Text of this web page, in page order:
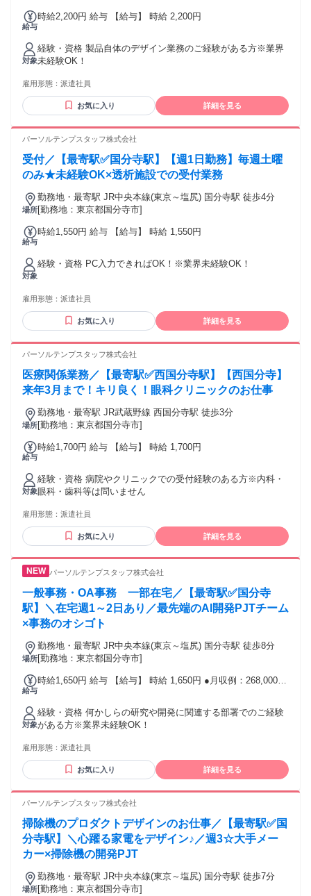
給与
時給2,200円 給与 【給与】 時給 2,200円
対象
経験・資格 製品自体のデザイン業務のご経験がある方※業界
未経験OK！
雇用形態： 派遣社員
お気に入り 詳細を見る
パーソルテンプスタッフ株式会社
受付／【最寄駅✅国分寺駅】【週1日勤務】毎週土曜
のみ★未経験OK×透析施設での受付業務
場所
勤務地・最寄駅 JR中央本線(東京～塩尻) 国分寺駅 徒歩4分
[勤務地：東京都国分寺市]
給与
時給1,550円 給与 【給与】 時給 1,550円
対象
経験・資格 PC入力できればOK！※業界未経験OK！
雇用形態： 派遣社員
お気に入り 詳細を見る
パーソルテンプスタッフ株式会社
医療関係業務／【最寄駅✅西国分寺駅】【西国分寺】
来年3月まで！キリ良く！眼科クリニックのお仕事
場所
勤務地・最寄駅 JR武蔵野線 西国分寺駅 徒歩3分
[勤務地：東京都国分寺市]
給与
時給1,700円 給与 【給与】 時給 1,700円
対象
経験・資格 病院やクリニックでの受付経験のある方※内科・
眼科・歯科等は問いません
雇用形態： 派遣社員
お気に入り 詳細を見る
パーソルテンプスタッフ株式会社
一般事務・OA事務 一部在宅／【最寄駅✅国分寺
駅】＼在宅週1～2日あり／最先端のAI開発PJTチーム
×事務のオシゴト
場所
勤務地・最寄駅 JR中央本線(東京～塩尻) 国分寺駅 徒歩8分
[勤務地：東京都国分寺市]
給与
時給1,650円 給与 【給与】 時給 1,650円 ●月収例：268,000円
対象
経験・資格 何かしらの研究や開発に関連する部署でのご経験
がある方※業界未経験OK！
雇用形態： 派遣社員
お気に入り 詳細を見る
パーソルテンプスタッフ株式会社
掃除機のプロダクトデザインのお仕事／【最寄駅✅国
分寺駅】＼心躍る家電をデザイン♪／週3☆大手メー
カー×掃除機の開発PJT
場所
勤務地・最寄駅 JR中央本線(東京～塩尻) 国分寺駅 徒歩7分
[勤務地：東京都国分寺市]